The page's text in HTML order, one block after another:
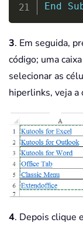
End
3. Em seguida,
código; uma
selecionar as
hiperlinks, veja a
4. Depois clique